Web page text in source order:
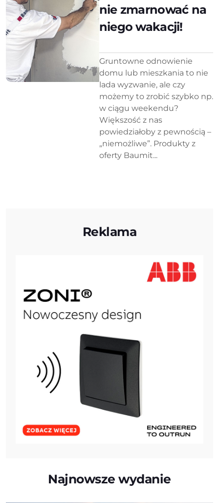
nie zmarnować na
niego wakacji!
Gruntowne odnowienie
domu lub mieszkania to nie
lada wyzwanie, ale czy
możemy to zrobić szybko np.
w ciągu weekendu?
Większość z nas
powiedziałoby z pewnością –
„niemożliwe”. Produkty z
oferty Baumit...
Reklama
Najnowsze wydanie